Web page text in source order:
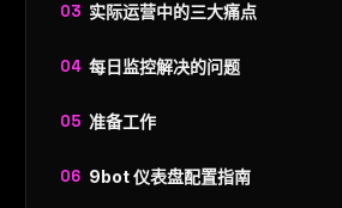
实际运营中的三大痛点
每日监控解决的问题
准备工作
9bot 仪表盘配置指南